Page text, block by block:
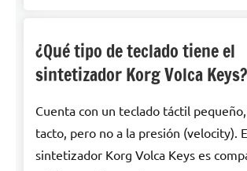
¿Qué tipo de teclado tiene el
sintetizador Korg Volca Keys?
Cuenta con un teclado táctil
tacto, pero no a la presión (velocity).
sintetizador Korg Volca Keys es